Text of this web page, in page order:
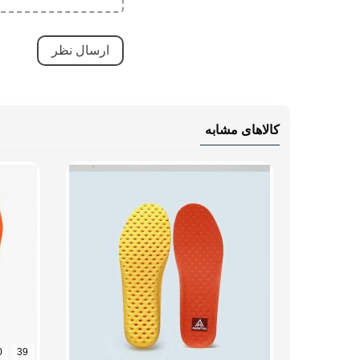
کالاهای مشابه
39